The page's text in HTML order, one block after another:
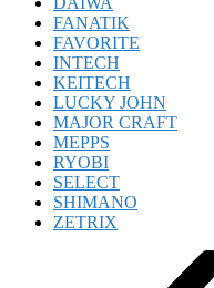
FANATIK
FAVORITE
INTECH
KEITECH
LUCKY JOHN
MAJOR CRAFT
MEPPS
RYOBI
SELECT
SHIMANO
ZETRIX